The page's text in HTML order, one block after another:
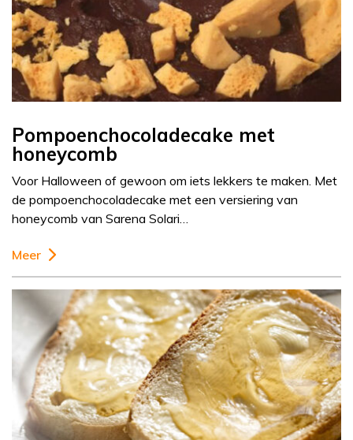
Pompoenchocoladecake met
honeycomb
Voor Halloween of gewoon om iets lekkers te maken. Met
de pompoenchocoladecake met een versiering van
honeycomb van Sarena Solari…
Meer